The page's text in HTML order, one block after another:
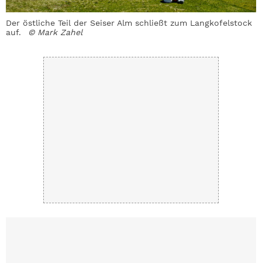
Der östliche Teil der Seiser Alm schließt zum Langkofelstock
auf.
© Mark Zahel